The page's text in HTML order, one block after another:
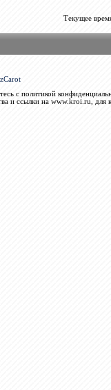
Текущее
zCarot
с политикой
и ссылки на www.kroi.ru, для